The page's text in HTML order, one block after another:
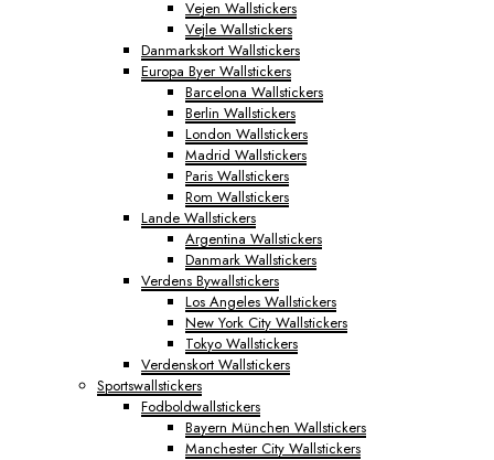
Vejen Wallstickers
Vejle Wallstickers
Danmarkskort Wallstickers
Europa Byer Wallstickers
Barcelona Wallstickers
Berlin Wallstickers
London Wallstickers
Madrid Wallstickers
Paris Wallstickers
Rom Wallstickers
Lande Wallstickers
Argentina Wallstickers
Danmark Wallstickers
Verdens Bywallstickers
Los Angeles Wallstickers
New York City Wallstickers
Tokyo Wallstickers
Verdenskort Wallstickers
Sportswallstickers
Fodboldwallstickers
Bayern München Wallstickers
Manchester City Wallstickers